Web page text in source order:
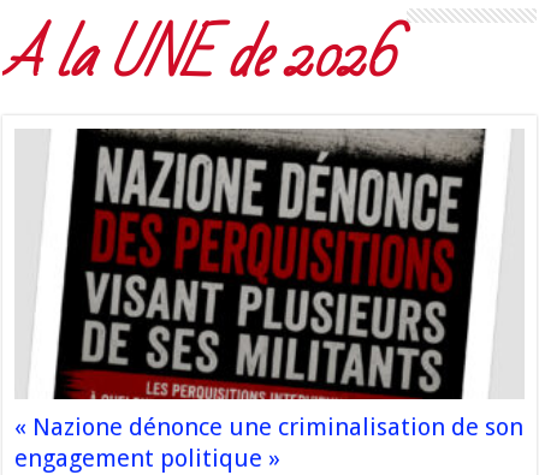
A la UNE de 2026
« Nazione dénonce une criminalisation de son
engagement politique »